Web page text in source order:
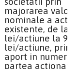
majorarea valorii
nominale a
existente, de la
lei/actiune la
lei/actiune,
aport in
partea